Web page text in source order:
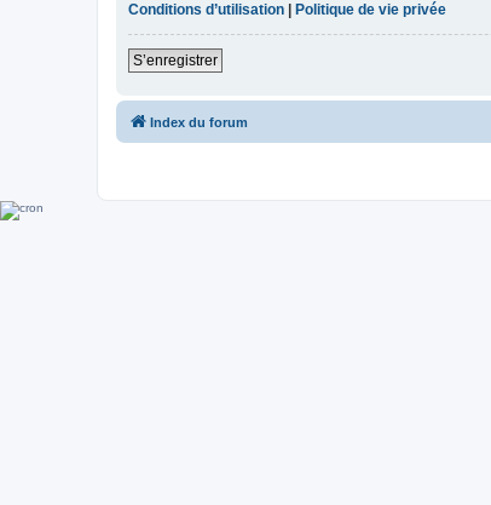
Conditions d’utilisation
Politique de vie privée
S’enregistrer
Index du forum